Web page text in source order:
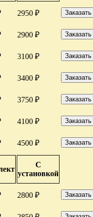
2950 ₽ Заказать
2900 ₽ Заказать
3100 ₽ Заказать
3400 ₽ Заказать
3750 ₽ Заказать
4100 ₽ Заказать
4500 ₽ Заказать
С
установкой
2800 ₽ Заказать